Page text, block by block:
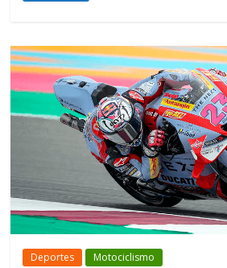
Deportes Motociclismo